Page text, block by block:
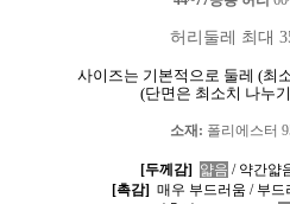
허리둘레 최대
사이즈는 기본적으로 둘레 (최
(단면은 최소치 나누기
소재: 폴리에스터
[두께감] 얇음 / 약간얇
[촉감] 매우 부드러움 / 부드